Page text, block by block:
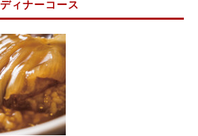
ディナーコース